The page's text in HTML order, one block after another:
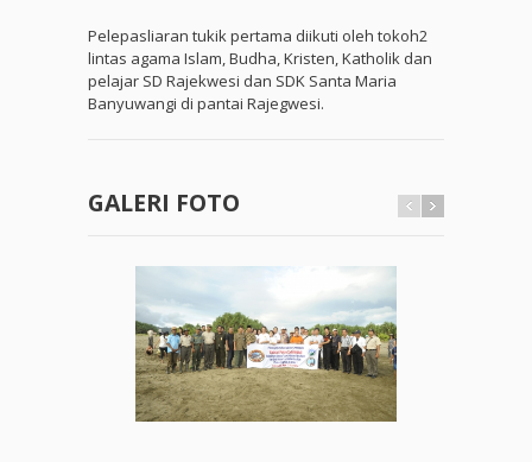
Pelepasliaran tukik pertama diikuti oleh tokoh2
lintas agama Islam, Budha, Kristen, Katholik dan
pelajar SD Rajekwesi dan SDK Santa Maria
Banyuwangi di pantai Rajegwesi.
GALERI FOTO